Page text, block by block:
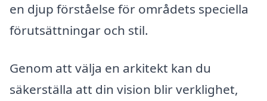
en djup förståelse för områdets speciella
förutsättningar och stil.
Genom att välja en arkitekt kan du
säkerställa att din vision blir verklighet,